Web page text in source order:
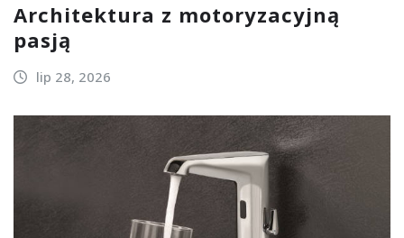
Architektura z motoryzacyjną
pasją
lip 28, 2026